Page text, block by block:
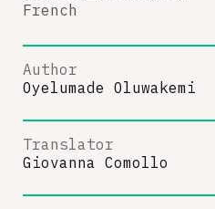
French
Author
Oyelumade Oluwakemi
Translator
Giovanna Comollo